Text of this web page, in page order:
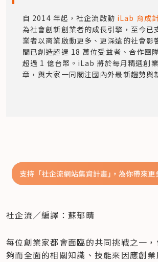
自 2014 年起，社企流啟動 iLab 育成
為社會創新創業者的成長引擎，至今已
業者以商業啟動更多、更深遠的社會影
間已創造超過 18 萬位受益者、合作團
超過 1 億台幣。iLab 將於每月精選創
章，與大家一同關注國內外最新趨勢與
社企流／編譯：蘇郁晴
每位創業家都會面臨的共同挑戰之一
夠而全面的相關知識、技能來因應創業